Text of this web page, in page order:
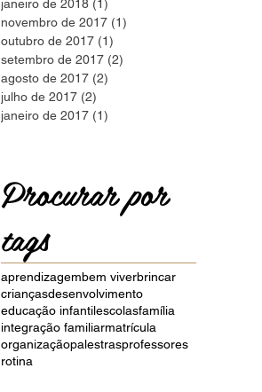
janeiro de 2018 (1)
novembro de 2017 (1)
outubro de 2017 (1)
setembro de 2017 (2)
agosto de 2017 (2)
julho de 2017 (2)
janeiro de 2017 (1)
Procurar por
tags
aprendizagembem viverbrincar
criançasdesenvolvimento
educação infantilescolasfamília
integração familiarmatrícula
organizaçãopalestrasprofessores
rotina